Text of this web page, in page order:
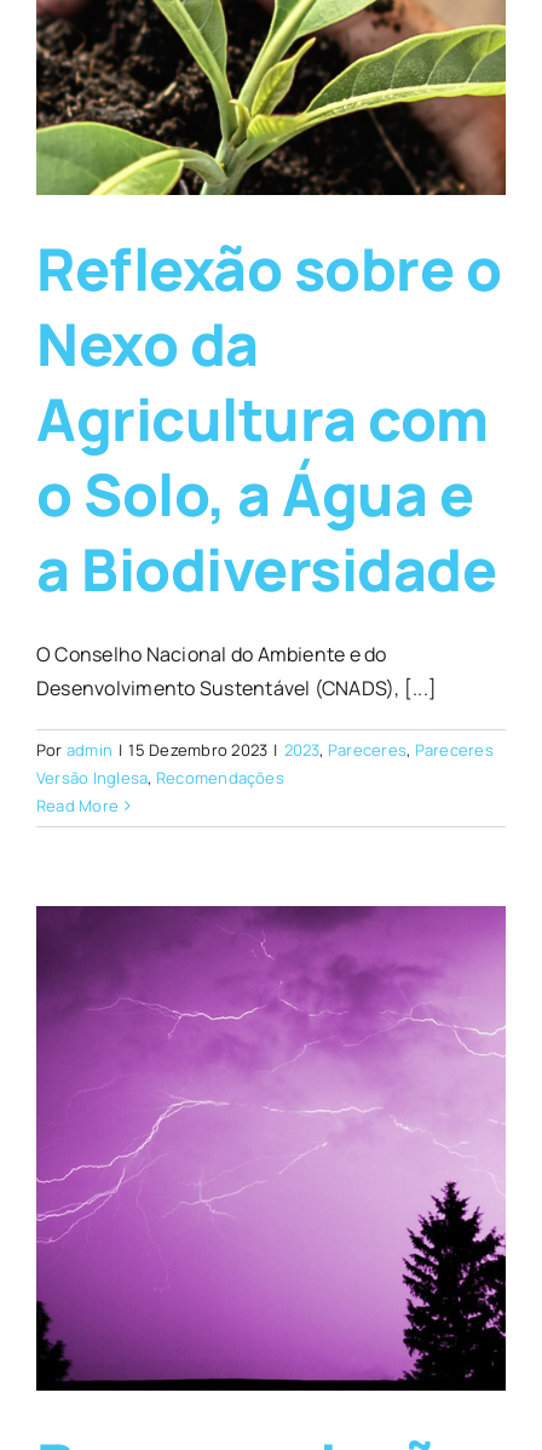
Reflexão sobre o
Nexo da
Agricultura com
o Solo, a Água e
a Biodiversidade
O Conselho Nacional do Ambiente e do
Desenvolvimento Sustentável (CNADS), [...]
Por admin | 15 Dezembro 2023 | 2023, Pareceres, Pareceres
Versão Inglesa, Recomendações
Read More